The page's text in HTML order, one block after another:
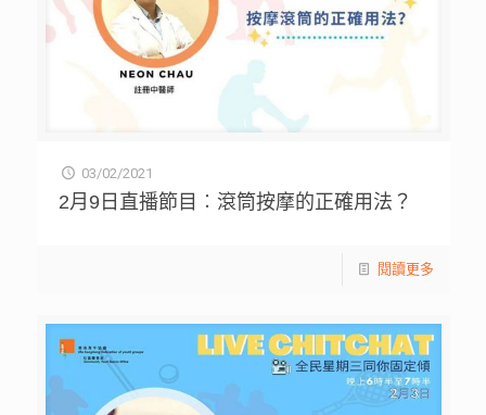
03/02/2021
2月9日直播節目︰滾筒按摩的正確用法？
閱讀更多